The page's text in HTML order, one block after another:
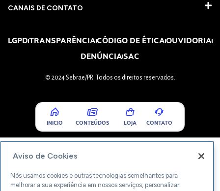
CANAIS DE CONTATO
LGPDTRANSPARÊNCIACÓDIGO DE ÉTICAOUVIDORIA
DENÚNCIASAC
© 2024 Sebrae/PR. Todos os direitos reservados.
INICIO CONTEÚDOS LOJA CONTATO
Aviso de Cookies
Nós usamos cookies e outras tecnologias semelhantes para
melhorar a sua experiência em nossos serviços, personalizar